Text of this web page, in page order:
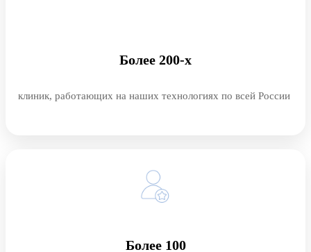
Более 200-х
клиник, работающих на наших технологиях по всей России
Более 100